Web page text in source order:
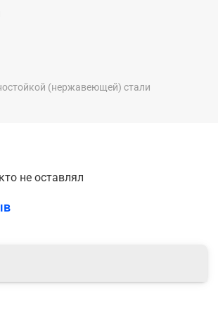
(нержавеющей) стали
не оставлял